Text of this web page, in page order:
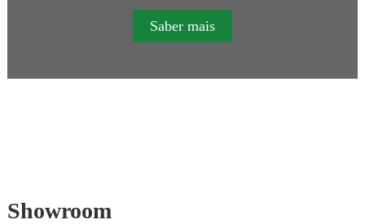
Saber mais
Showroom